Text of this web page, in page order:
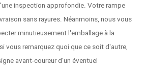
inspection approfondie. Votre rampe
sans rayures. Néanmoins, nous vous
minutieusement l'emballage à la
vous remarquez quoi que ce soit d'autre,
avant-coureur d'un éventuel